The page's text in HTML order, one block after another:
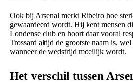
Ook bij Arsenal merkt Ribeiro hoe
gewaardeerd wordt. Hij kent mensen
Londense club en hoort daar vooral
Trossard altijd de grootste naam is,
wanneer de wedstrijd moeilijk wordt.
Het verschil tussen